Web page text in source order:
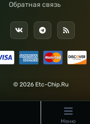
Обратная связь
© 2026 Etc-Chip.Ru
Меню